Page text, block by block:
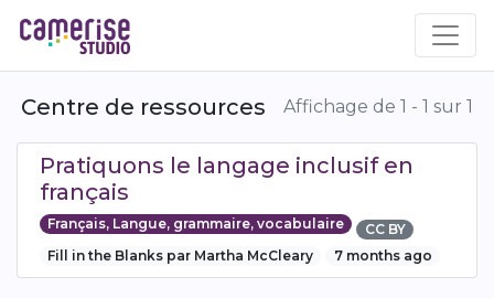
au
contenu
Centre de ressources Affichage de 1 - 1 sur 1
Pratiquons le langage inclusif en
français
Français, Langue, grammaire, vocabulaire
CC BY
Fill in the Blanks par Martha McCleary
7 months ago